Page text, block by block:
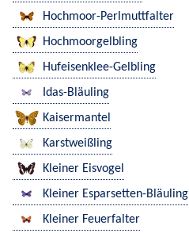
Hochmoor-Perlmuttfalter
Hochmoorgelbling
Hufeisenklee-Gelbling
Idas-Bläuling
Kaisermantel
Karstweißling
Kleiner Eisvogel
Kleiner Esparsetten-Bläuling
Kleiner Feuerfalter